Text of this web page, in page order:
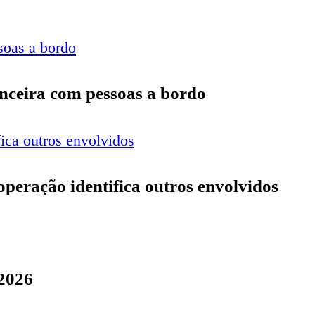
com pessoas a bordo
identifica outros envolvidos